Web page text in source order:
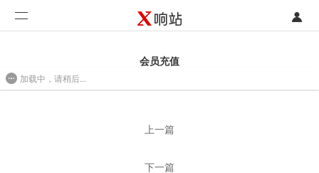
注册
开发类型
会员充值
上一篇
下一篇
加载中，请稍后...